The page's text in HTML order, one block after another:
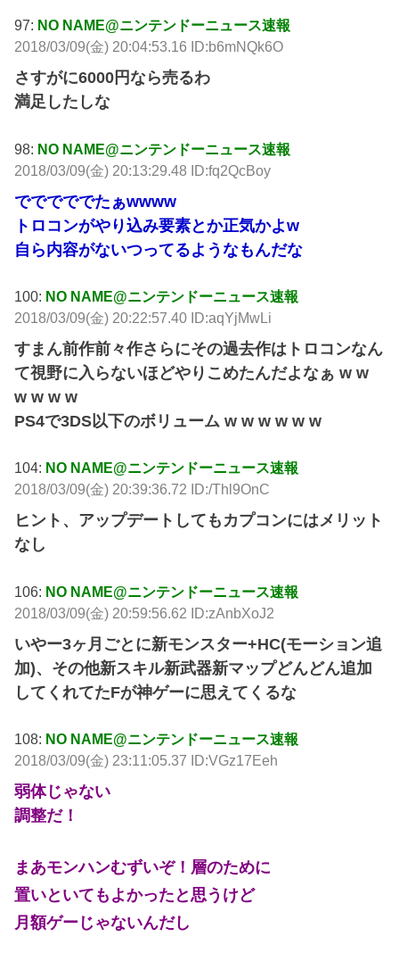
97: NO NAME@ニンテンドーニュース速報
2018/03/09(金) 20:04:53.16 ID:b6mNQk6O
さすがに6000円なら売るわ
満足したしな
98: NO NAME@ニンテンドーニュース速報
2018/03/09(金) 20:13:29.48 ID:fq2QcBoy
でででででたぁwwww
トロコンがやり込み要素とか正気かよw
自ら内容がないつってるようなもんだな
100: NO NAME@ニンテンドーニュース速報
2018/03/09(金) 20:22:57.40 ID:aqYjMwLi
すまん前作前々作さらにその過去作はトロコンなん
て視野に入らないほどやりこめたんだよなぁ w w
w w w w
PS4で3DS以下のボリューム w w w w w w
104: NO NAME@ニンテンドーニュース速報
2018/03/09(金) 20:39:36.72 ID:/Thl9OnC
ヒント、アップデートしてもカプコンにはメリット
なし
106: NO NAME@ニンテンドーニュース速報
2018/03/09(金) 20:59:56.62 ID:zAnbXoJ2
いやー3ヶ月ごとに新モンスター+HC(モーション追
加)、その他新スキル新武器新マップどんどん追加
してくれてたFが神ゲーに思えてくるな
108: NO NAME@ニンテンドーニュース速報
2018/03/09(金) 23:11:05.37 ID:VGz17Eeh
弱体じゃない
調整だ！
まあモンハンむずいぞ！層のために
置いといてもよかったと思うけど
月額ゲーじゃないんだし